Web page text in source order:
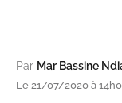
Par Mar Bassine
Le 21/07/2020 à